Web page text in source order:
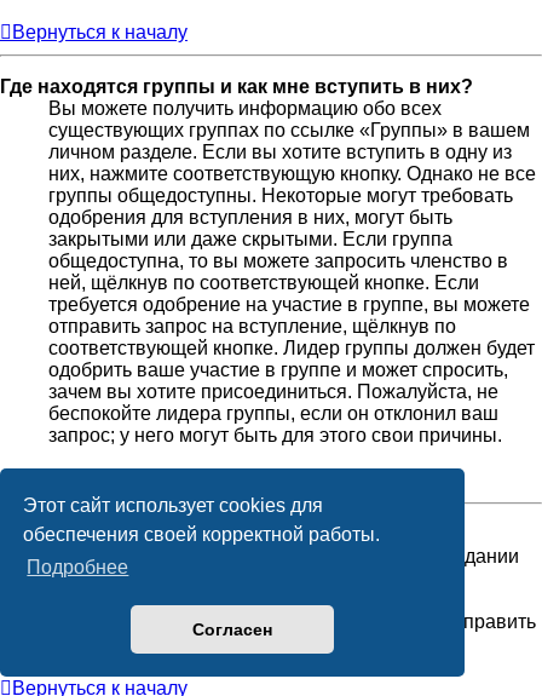
Этот сайт использует cookies для
обеспечения своей корректной работы.
Подробнее
Согласен
Вернуться к началу
Где находятся группы и как мне вступить в них?
Вы можете получить информацию обо всех
существующих группах по ссылке «Группы» в вашем
личном разделе. Если вы хотите вступить в одну из
них, нажмите соответствующую кнопку. Однако не все
группы общедоступны. Некоторые могут требовать
одобрения для вступления в них, могут быть
закрытыми или даже скрытыми. Если группа
общедоступна, то вы можете запросить членство в
ней, щёлкнув по соответствующей кнопке. Если
требуется одобрение на участие в группе, вы можете
отправить запрос на вступление, щёлкнув по
соответствующей кнопке. Лидер группы должен будет
одобрить ваше участие в группе и может спросить,
зачем вы хотите присоединиться. Пожалуйста, не
беспокойте лидера группы, если он отклонил ваш
запрос; у него могут быть для этого свои причины.
Как мне стать лидером группы?
Лидеры групп обычно назначаются при их создании
администраторами конференции. Если вы
свяжитесь с администратором; попробуйте отправить
Вернуться к началу